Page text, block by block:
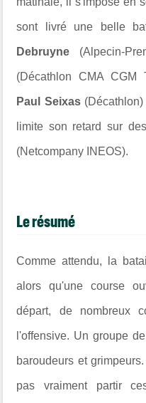
sont livré une belle
Debruyne (Alpecin-
(Décathlon CMA CGM
Paul Seixas(Décathlon)
limite son retard sur
(Netcompany INEOS).
Le résumé
Comme attendu, la
alors qu'une course
départ, de nombreux
l'offensive. Un groupe
baroudeurs et
pas vraiment partir